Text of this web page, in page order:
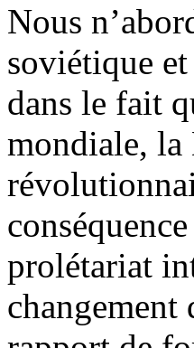
Nous
soviétique
dans le fait
mondiale, la
prolétariat
changement